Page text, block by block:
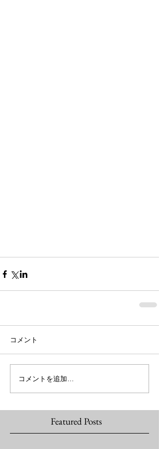
コメント
コメントを追加…
Featured Posts